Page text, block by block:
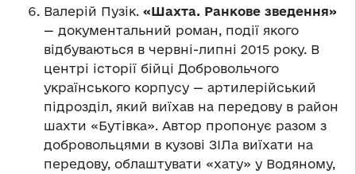
Валерій Пузік. «Шахта. Ранкове зведення»
— документальний роман, події якого
відбуваються в червні-липні 2015 року. В
центрі історії бійці Добровольчого
українського корпусу — артилерійський
підрозділ, який виїхав на передову в район
шахти «Бутівка». Автор пропонує разом з
добровольцями в кузові ЗІЛа виїхати на
передову, облаштувати «хату» у Водяному,